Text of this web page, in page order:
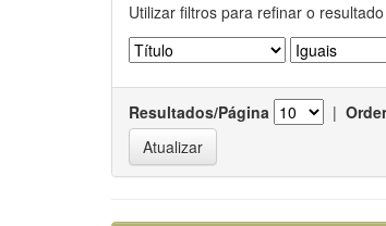
Utilizar filtros para refinar o
Resultados/Página |